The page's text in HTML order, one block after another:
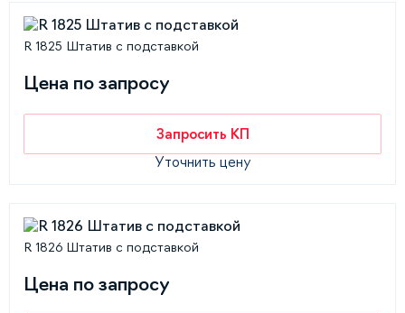
R 1825 Штатив с подставкой
Цена по запросу
Запросить КП
Уточнить цену
R 1826 Штатив с подставкой
Цена по запросу